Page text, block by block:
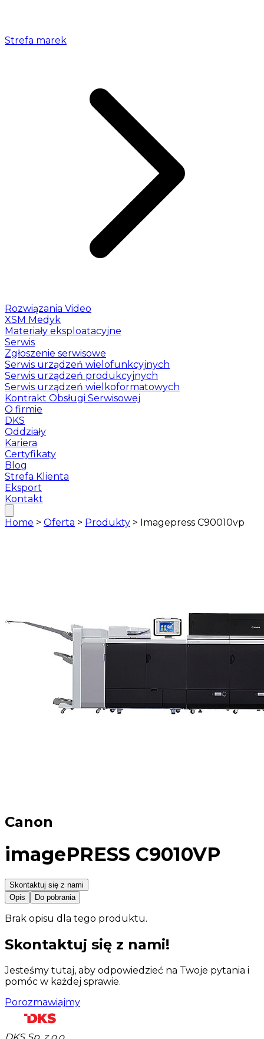
Strefa marek
Rozwiązania Video
XSM Medyk
Materiały eksploatacyjne
Serwis
Zgłoszenie serwisowe
Serwis urządzeń wielofunkcyjnych
Serwis urządzeń produkcyjnych
Serwis urządzeń wielkoformatowych
Kontrakt Obsługi Serwisowej
O firmie
DKS
Oddziały
Kariera
Certyfikaty
Blog
Strefa Klienta
Eksport
Kontakt
Home > Oferta > Produkty > Imagepress C90010vp
Canon
imagePRESS C9010VP
Skontaktuj się z nami
Opis
Do pobrania
Brak opisu dla tego produktu.
Skontaktuj się z nami!
Jesteśmy tutaj, aby odpowiedzieć na Twoje pytania i
pomóc w każdej sprawie.
Porozmawiajmy
DKS Sp. z o.o.